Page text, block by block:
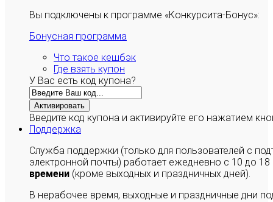
Вы подключены к программе «Конкурсита-Бонус»:
Бонусная программа
Что такое кешбэк
Где взять купон
У Вас есть код купона?
Активировать
Введите код купона и активируйте его нажатием
Поддержка
Служба поддержки (только для пользователей с
электронной почты) работает ежедневно с 10 до
времени (кроме выходных и праздничных дней).
В нерабочее время, выходные и праздничные дни